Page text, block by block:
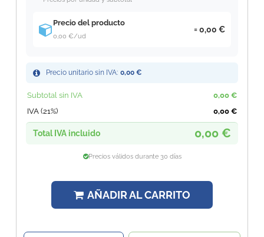
Precio del producto
0,00 €/ud
0,00 €
Precio unitario sin IVA: 0,00 €
Subtotal sin IVA
0,00 €
IVA (21%)
0,00 €
Total IVA incluido 0,00 €
Precios válidos durante 30 días
AÑADIR AL CARRITO